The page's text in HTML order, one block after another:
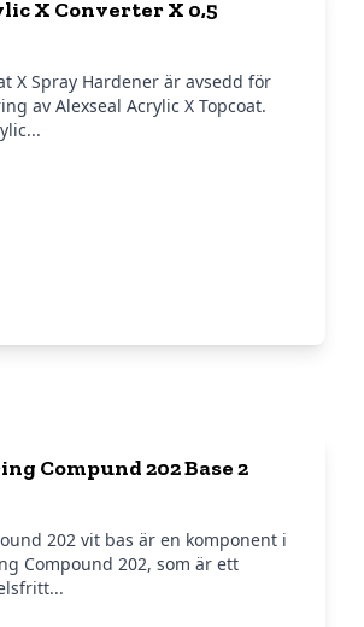
X Converter X 0,5
X Spray Hardener är avsedd för
av Alexseal Acrylic X Topcoat.
Compund 202 Base 2
202 vit bas är en komponent i
Compound 202, som är ett